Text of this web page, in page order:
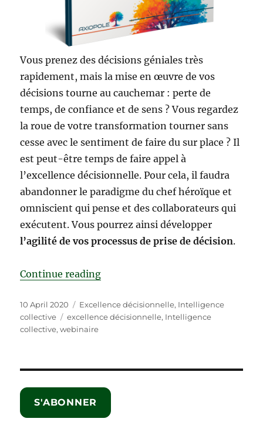
Vous prenez des décisions géniales très
rapidement, mais la mise en œuvre de vos
décisions tourne au cauchemar : perte de
temps, de confiance et de sens ? Vous regardez
la roue de votre transformation tourner sans
cesse avec le sentiment de faire du sur place ? Il
est peut-être temps de faire appel à
l’excellence décisionnelle. Pour cela, il faudra
abandonner le paradigme du chef héroïque et
omniscient qui pense et des collaborateurs qui
exécutent. Vous pourrez ainsi développer
l’agilité de vos processus de prise de décision.
Continue reading“Conférence : Devenez architecte
Posted
on
10 April 2020 Categories
Excellence décisionnelle, Intelligence
collective
Tags
excellence décisionnelle, Intelligence
collective,webinaire
S'ABONNER